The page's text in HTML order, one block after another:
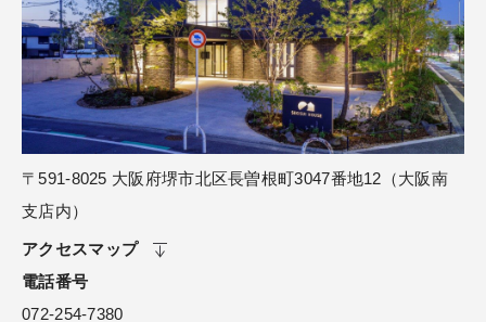
〒591-8025 大阪府堺市北区長曽根町3047番地12（大阪南
支店内）
アクセスマップ
電話番号
072-254-7380